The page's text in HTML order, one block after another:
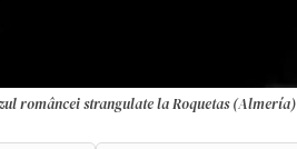
româncei strangulate la Roquetas (Almería)